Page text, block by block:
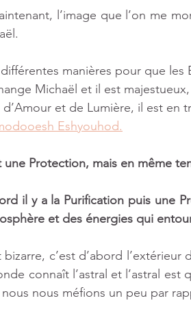
l’image que l’on me
manières pour que
Michaël et il est
d’Amour et de Lumière, il est en
Eshyouhod.
une Protection, mais en même
il y a la Purification puis une
et des énergies qui
bizarre, c’est d’abord
connaît l’astral et l’astral
nous nous méfions un peu par